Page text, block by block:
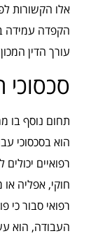
אלו הקשורות
הקפדה עמידה
עורך הדין
תחום נוסף בו
הוא בסכסוכי
רפואיים
חוקי, אפליה
רפואי סבור
העבודה, הוא